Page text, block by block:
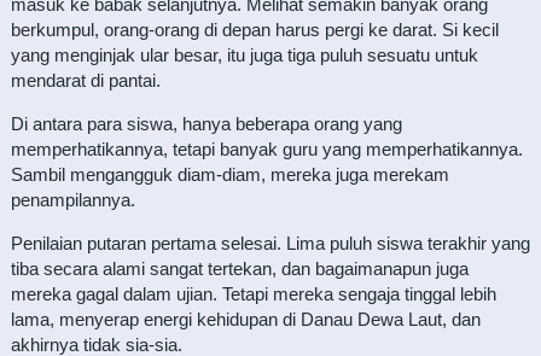
masuk ke babak selanjutnya. Melihat semakin banyak orang
berkumpul, orang-orang di depan harus pergi ke darat. Si kecil
yang menginjak ular besar, itu juga tiga puluh sesuatu untuk
mendarat di pantai.
Di antara para siswa, hanya beberapa orang yang
memperhatikannya, tetapi banyak guru yang memperhatikannya.
Sambil mengangguk diam-diam, mereka juga merekam
penampilannya.
Penilaian putaran pertama selesai. Lima puluh siswa terakhir yang
tiba secara alami sangat tertekan, dan bagaimanapun juga
mereka gagal dalam ujian. Tetapi mereka sengaja tinggal lebih
lama, menyerap energi kehidupan di Danau Dewa Laut, dan
akhirnya tidak sia-sia.